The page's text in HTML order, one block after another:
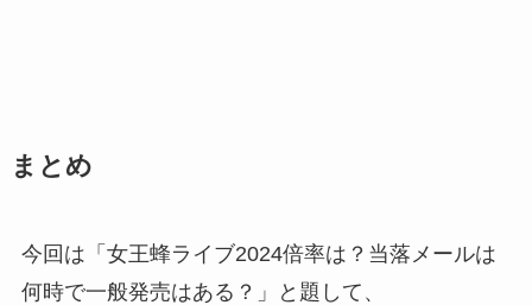
まとめ
今回は「女王蜂ライブ2024倍率は？当落メールは
何時で一般発売はある？」と題して、